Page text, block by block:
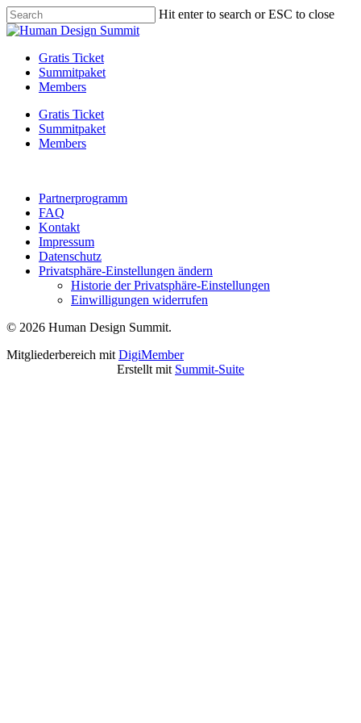
Skip
to
content
Hit enter to search or ESC to close
Close
Menu
Gratis Ticket
Summitpaket
Members
Gratis Ticket
Summitpaket
Members
Partnerprogramm
FAQ
Kontakt
Impressum
Datenschutz
Privatsphäre-Einstellungen ändern
Historie der Privatsphäre-Einstellungen
Einwilligungen widerrufen
© 2026 Human Design Summit.
Mitgliederbereich mit DigiMember
Erstellt mit Summit-Suite